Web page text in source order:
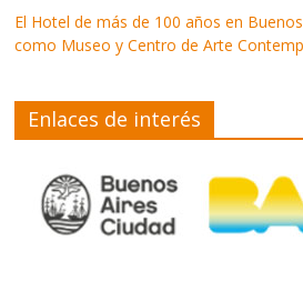
El Hotel de más de 100 años en
como Museo y Centro de Arte
Enlaces de interés